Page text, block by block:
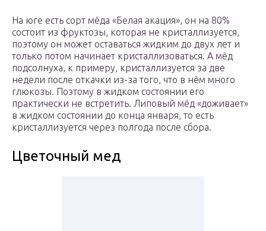
На юге есть сорт мёда «Белая акация», он на 80%
состоит из фруктозы, которая не кристаллизуется,
поэтому он может оставаться жидким до двух лет и
только потом начинает кристаллизоваться. А мёд
подсолнуха, к примеру, кристаллизуется за две
недели после откачки из-за того, что в нём много
глюкозы. Поэтому в жидком состоянии его
практически не встретить. Липовый мёд «доживает»
в жидком состоянии до конца января, то есть
кристаллизуется через полгода после сбора.
Цветочный мед